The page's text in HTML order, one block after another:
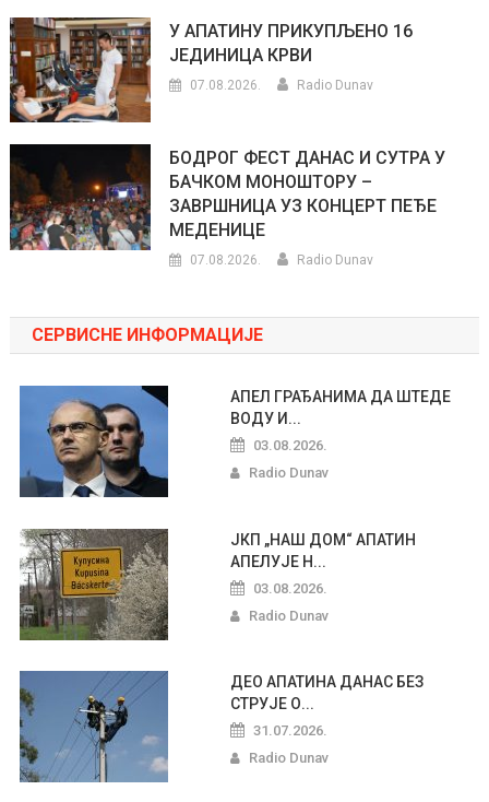
У АПАТИНУ ПРИКУПЉЕНО 16
ЈЕДИНИЦА КРВИ
07.08.2026. Radio Dunav
БОДРОГ ФЕСТ ДАНАС И СУТРА У
БАЧКОМ МОНОШТОРУ –
ЗАВРШНИЦА УЗ КОНЦЕРТ ПЕЂЕ
МЕДЕНИЦЕ
07.08.2026. Radio Dunav
СЕРВИСНЕ ИНФОРМАЦИЈЕ
АПЕЛ ГРАЂАНИМА ДА ШТЕДЕ
ВОДУ И...
03.08.2026.
Radio Dunav
ЈКП „НАШ ДОМ“ АПАТИН
АПЕЛУЈЕ Н...
03.08.2026.
Radio Dunav
ДЕО АПАТИНА ДАНАС БЕЗ
СТРУЈЕ О...
31.07.2026.
Radio Dunav